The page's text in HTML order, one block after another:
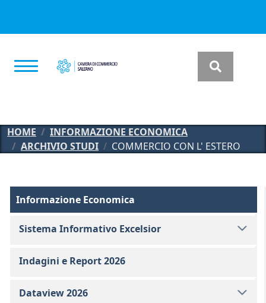
HOME
INFORMAZIONE ECONOMICA
ARCHIVIO STUDI
COMMERCIO CON L' ESTERO
Informazione Economica
Informazione Economica
Sistema Informativo Excelsior
Indagini e Report 2026
Dataview 2026